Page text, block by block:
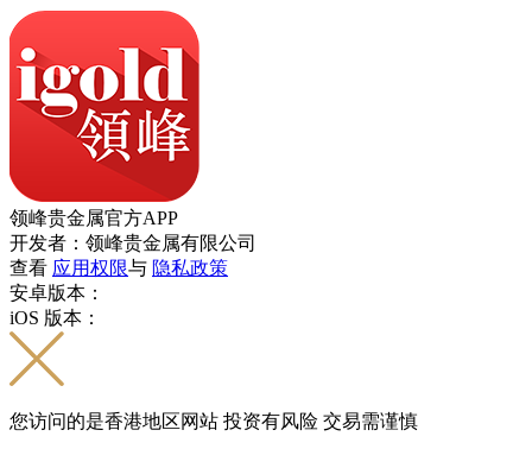
领峰贵金属官方APP
开发者：领峰贵金属有限公司
查看 应用权限与 隐私政策
安卓版本：
iOS 版本：
您访问的是香港地区网站 投资有风险 交易需谨慎